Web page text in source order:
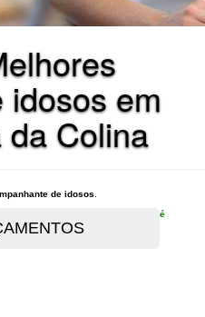
idosos em
da Colina
de idosos
é